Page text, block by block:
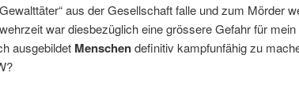
aus der Gesellschaft falle und zum Mörder
war diesbezüglich eine grössere Gefahr für
ausgebildet Menschendefinitiv kampfunfähig zu